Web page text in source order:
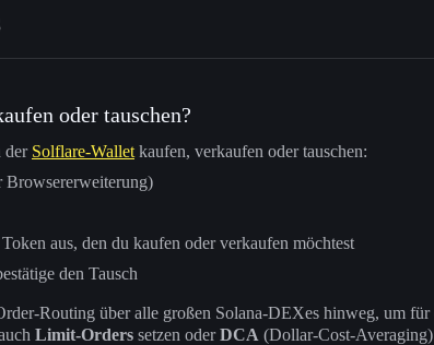
oder tauschen?
der Solflare-Wallet kaufen, verkaufen oder tauschen:
aus, den du kaufen oder verkaufen möchtest
den Tausch
Routing über alle großen Solana-DEXes hinweg, um für
Limit-Orders setzen oderDCA (Dollar-Cost-